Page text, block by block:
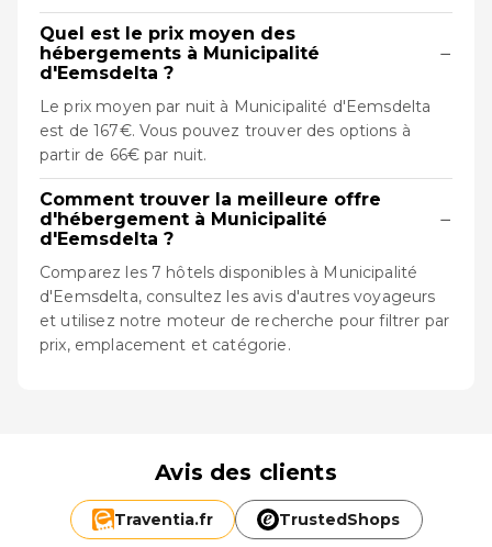
Quel est le prix moyen des
hébergements à Municipalité
d'Eemsdelta ?
−
Le prix moyen par nuit à Municipalité d'Eemsdelta
est de 167€. Vous pouvez trouver des options à
partir de 66€ par nuit.
Comment trouver la meilleure offre
d'hébergement à Municipalité
d'Eemsdelta ?
−
Comparez les 7 hôtels disponibles à Municipalité
d'Eemsdelta, consultez les avis d'autres voyageurs
et utilisez notre moteur de recherche pour filtrer par
prix, emplacement et catégorie.
Avis des clients
Traventia.fr TrustedShops